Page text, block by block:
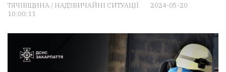
ТЯЧІВЩИНА/ НАДЗВИЧАЙНІ СИТУАЦІЇ
2024-05-20
10:00:11